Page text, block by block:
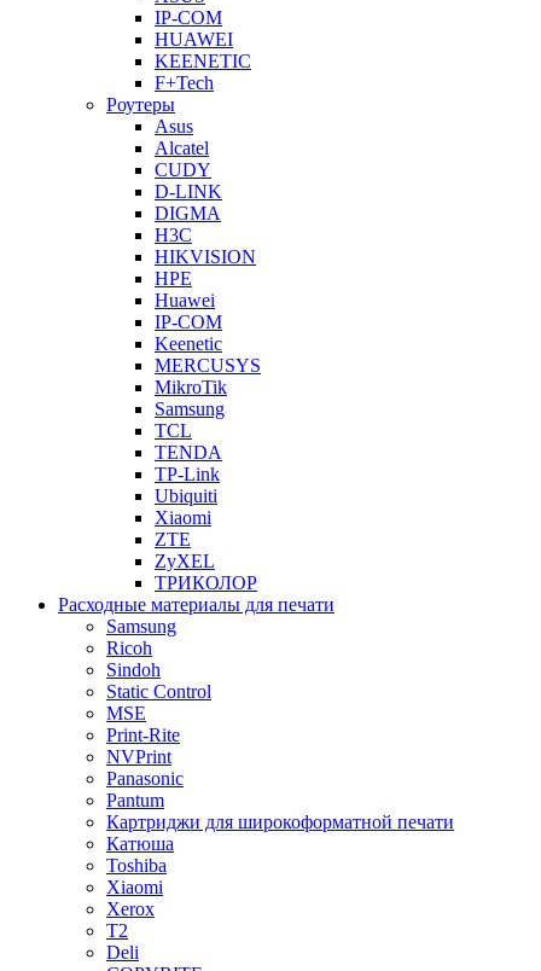
IP-COM
HUAWEI
KEENETIC
F+Tech
Роутеры
Asus
Alcatel
CUDY
D-LINK
DIGMA
H3C
HIKVISION
HPE
Huawei
IP-COM
Keenetic
MERCUSYS
MikroTik
Samsung
TCL
TENDA
TP-Link
Ubiquiti
Xiaomi
ZTE
ZyXEL
ТРИКОЛОР
Расходные материалы для печати
Samsung
Ricoh
Sindoh
Static Control
MSE
Print-Rite
NVPrint
Panasonic
Pantum
Картриджи для широкоформатной печати
Катюша
Toshiba
Xiaomi
Xerox
T2
Deli